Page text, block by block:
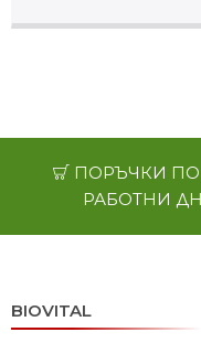
ПОРЪЧКИ ПО
РАБОТНИ
BIOVITAL